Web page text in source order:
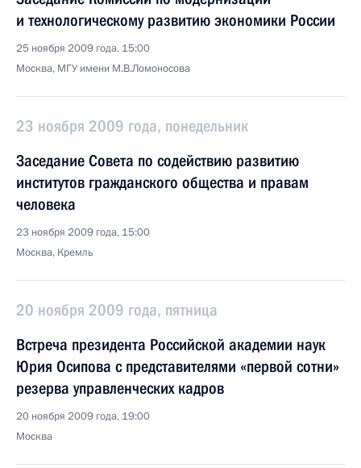
и технологическому развитию экономики России
25 ноября 2009 года, 15:00
Москва, МГУ имени М.В.Ломоносова
23 ноября 2009 года, понедельник
Заседание Совета по содействию развитию
институтов гражданского общества и правам
человека
23 ноября 2009 года, 15:00
Москва, Кремль
20 ноября 2009 года, пятница
Встреча президента Российской академии наук
Юрия Осипова с представителями «первой сотни»
резерва управленческих кадров
20 ноября 2009 года, 19:00
Москва